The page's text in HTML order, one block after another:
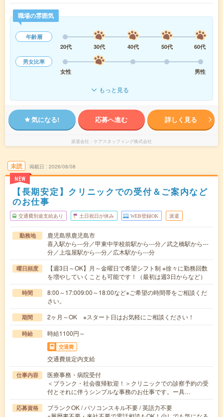
職場の雰囲気
年齢層
20代
30代 40代 50代
60代
男女比率
女性
男性
もっと見る
気になる! 応募へ進む 詳しく見る
派遣会社 ケアスタッフィング株式会社
未読
NEW
掲載日 2026/08/08
【長期安定】クリニックでの受付＆ご案内など
のお仕事
交通費別途支給あり 土日祝日が休み WEB登録OK 派遣
勤務地
鹿児島県鹿児島市
喜入駅から---分／甲東中学校前駅から---分／武之橋駅から---
分／上塩屋駅から---分／広木駅から---分
曜日頻度
【週3日～OK】月～金曜日で希望シフト制 ※徐々に勤務回数
を増やしていくことも可能です！（最初は週3日からなど）
時間
8:00～17:009:00～18:00など※ご希望の時間帯をご相談くだ
さい。
期間 2ヶ月～OK ※スタート日はお気軽にご相談ください！
時給 時給1100円～
交通費
交通費規定内支給
仕事内容
医療事務・病院受付
＜ブランク・社会復帰歓迎！＞クリニックでの診察予約の受
付とそれに伴うシンプルな事務のお仕事です。ー具…
応募資格
ブランクOK / パソコンスキル不要 / 英語力不要